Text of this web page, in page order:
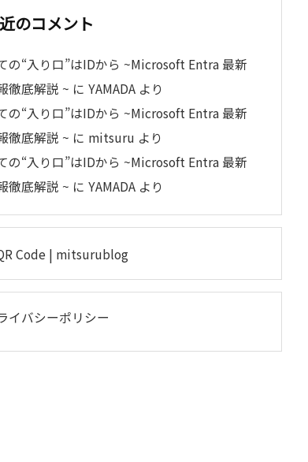
のコメント
の“入り口”はIDから ~Microsoft Entra 最新
徹底解説 ~ に YAMADA より
の“入り口”はIDから ~Microsoft Entra 最新
徹底解説 ~ に mitsuru より
の“入り口”はIDから ~Microsoft Entra 最新
徹底解説 ~ に YAMADA より
イバシーポリシー